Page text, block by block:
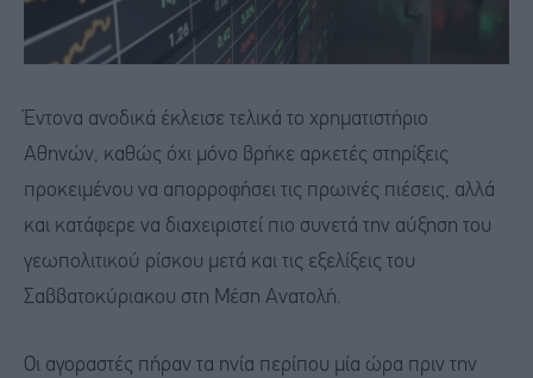
Έντονα ανοδικά έκλεισε τελικά το χρηματιστήριο
Αθηνών, καθώς όχι μόνο βρήκε αρκετές στηρίξεις
προκειμένου να απορροφήσει τις πρωινές πιέσεις, αλλά
και κατάφερε να διαχειριστεί πιο συνετά την αύξηση του
γεωπολιτικού ρίσκου μετά και τις εξελίξεις του
Σαββατοκύριακου στη Μέση Ανατολή.
Οι αγοραστές πήραν τα ηνία περίπου μία ώρα πριν την